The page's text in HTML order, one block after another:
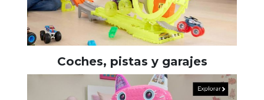
Coches, pistas y garajes